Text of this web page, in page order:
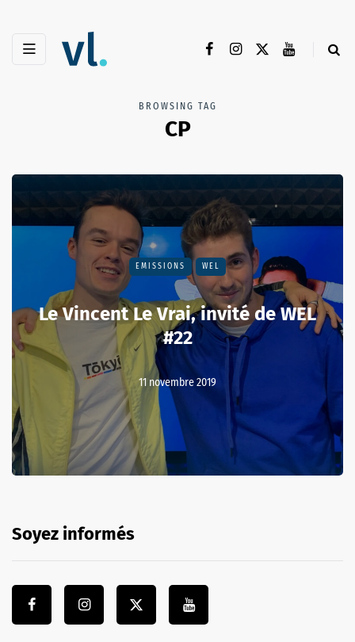
BROWSING TAG
CP
EMISSIONS WEL
Le Vincent Le Vrai, invité de WEL
#22
11 novembre 2019
Soyez informés